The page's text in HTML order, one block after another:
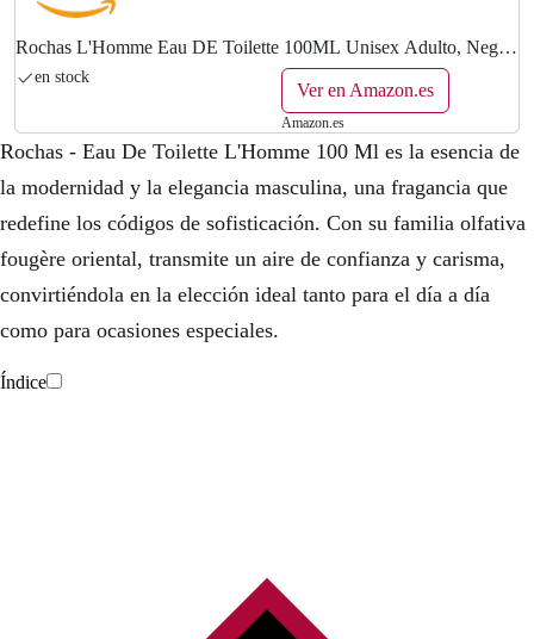
Rochas L'Homme Eau DE Toilette 100ML Unisex Adulto, Negro,
Estándar
en stock
Ver en Amazon.es
Amazon.es
Rochas - Eau De Toilette L'Homme 100 Ml es la esencia de
la modernidad y la elegancia masculina, una fragancia que
redefine los códigos de sofisticación. Con su familia olfativa
fougère oriental, transmite un aire de confianza y carisma,
convirtiéndola en la elección ideal tanto para el día a día
como para ocasiones especiales.
Índice